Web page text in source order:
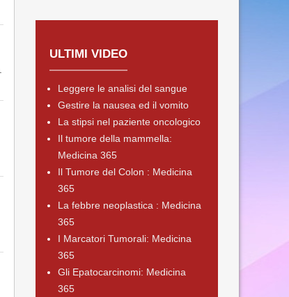
ULTIMI VIDEO
Leggere le analisi del sangue
Gestire la nausea ed il vomito
La stipsi nel paziente oncologico
Il tumore della mammella:
Medicina 365
Il Tumore del Colon : Medicina
365
La febbre neoplastica : Medicina
365
I Marcatori Tumorali: Medicina
365
Gli Epatocarcinomi: Medicina
365